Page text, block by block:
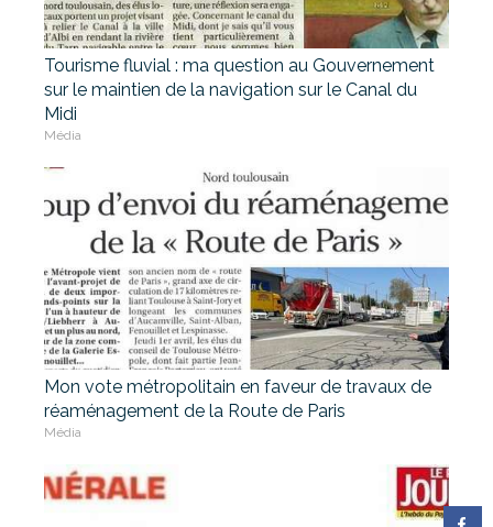
Tourisme fluvial : ma question au Gouvernement
sur le maintien de la navigation sur le Canal du
Midi
Média
Mon vote métropolitain en faveur de travaux de
réaménagement de la Route de Paris
Média